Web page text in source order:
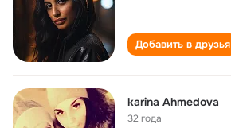
Добавить в друзья
karina Ahmedova
32 года